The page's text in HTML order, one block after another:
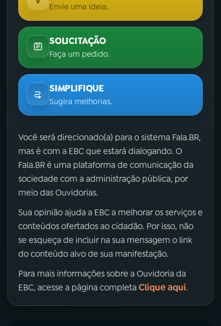
Envie uma ideia.
SOLICITAÇÃO
Faça um pedido.
SIMPLIFIQUE
Sugira melhorias.
Você será direcionado(a) para o sistema Fala.BR,
mas é com a EBC que estará dialogando. O
Fala.BR é uma plataforma de comunicação da
sociedade com a administração pública, por
meio das Ouvidorias.
Sua opinião ajuda a EBC a melhorar os serviços e
conteúdos ofertados ao cidadão. Por isso, não
se esqueça de incluir na sua mensagem o link
do conteúdo alvo de sua manifestação.
Para mais informações sobre a Ouvidoria da
EBC, acesse a página completa Clique aqui.